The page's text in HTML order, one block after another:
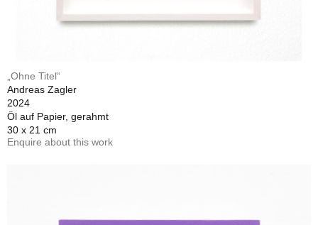
„Ohne Titel“
Andreas Zagler
2024
Öl auf Papier, gerahmt
30 x 21 cm
Enquire about this work